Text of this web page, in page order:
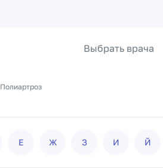
Выбрать врача
Полиартроз
Е Ж З И Й